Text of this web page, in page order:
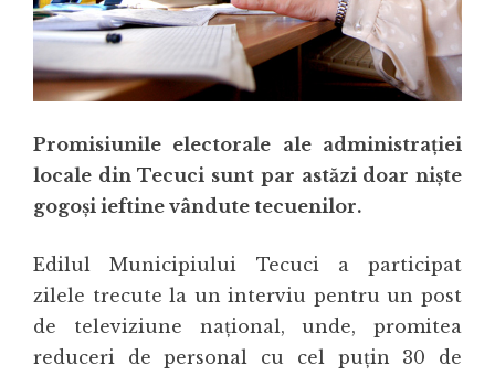
Promisiunile electorale ale administrației
locale din Tecuci sunt par astăzi doar niște
gogoși ieftine vândute tecuenilor.
Edilul Municipiului Tecuci a participat
zilele trecute la un interviu pentru un post
de televiziune național, unde, promitea
reduceri de personal cu cel puțin 30 de